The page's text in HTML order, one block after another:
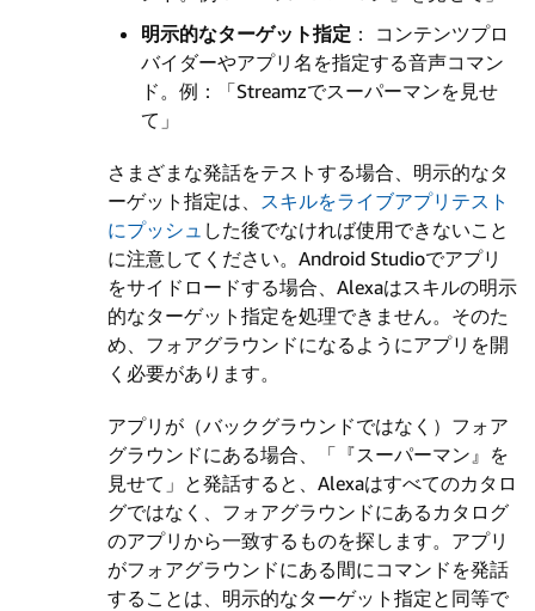
明示的なターゲット指定 ： コンテンツプロ
バイダーやアプリ名を指定する音声コマン
ド。例：「Streamzでスーパーマンを見せ
て」
さまざまな発話をテストする場合、明示的なタ
ーゲット指定は、 スキルをライブアプリテスト
にプッシュ した後でなければ使用できないこと
に注意してください。Android Studioでアプリ
をサイドロードする場合、Alexaはスキルの明示
的なターゲット指定を処理できません。そのた
め、フォアグラウンドになるようにアプリを開
く必要があります。
アプリが（バックグラウンドではなく）フォア
グラウンドにある場合、「『スーパーマン』を
見せて」と発話すると、Alexaはすべてのカタロ
グではなく、フォアグラウンドにあるカタログ
のアプリから一致するものを探します。アプリ
がフォアグラウンドにある間にコマンドを発話
することは、明示的なターゲット指定と同等で